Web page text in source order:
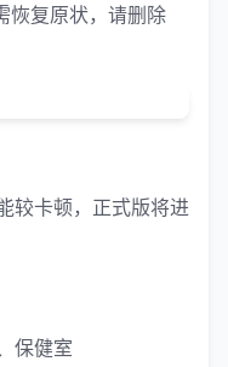
恢复原状，请删除
较卡顿，正式版将进
保健室